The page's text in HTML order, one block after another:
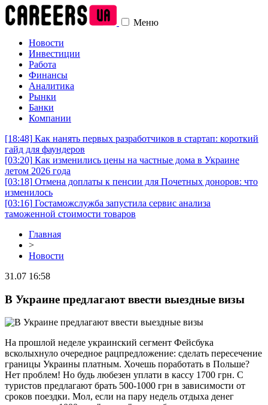
Меню
Новости
Инвестиции
Работа
Финансы
Аналитика
Рынки
Банки
Компании
[18:48] Как нанять первых разработчиков в стартап: короткий
гайд для фаундеров
[03:20] Как изменились цены на частные дома в Украине
летом 2026 года
[03:18] Отмена доплаты к пенсии для Почетных доноров: что
изменилось
[03:16] Гостаможслужба запустила сервис анализа
таможенной стоимости товаров
Главная
>
Новости
31.07 16:58
В Украине предлагают ввести выездные визы
На прошлой неделе украинский сегмент Фейсбука
всколыхнуло очередное рацпредложение: сделать пересечение
границы Украины платным. Хочешь поработать в Польше?
Нет проблем! Но будь любезен уплати в кассу 1700 грн. С
туристов предлагают брать 500-1000 грн в зависимости от
сроков поездки. Мол, если на пару недель отдыха денег